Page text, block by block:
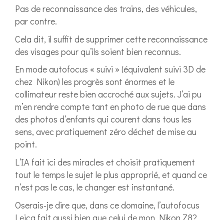
Pas de reconnaissance des trains, des véhicules,
par contre.
Cela dit, il suffit de supprimer cette reconnaissance
des visages pour qu’ils soient bien reconnus.
En mode autofocus « suivi » (équivalent suivi 3D de
chez Nikon) les progrès sont énormes et le
collimateur reste bien accroché aux sujets. J’ai pu
m’en rendre compte tant en photo de rue que dans
des photos d’enfants qui courent dans tous les
sens, avec pratiquement zéro déchet de mise au
point.
L’IA fait ici des miracles et choisit pratiquement
tout le temps le sujet le plus approprié, et quand ce
n’est pas le cas, le changer est instantané.
Oserais-je dire que, dans ce domaine, l’autofocus
Leica fait aussi bien que celui de mon Nikon Z8?